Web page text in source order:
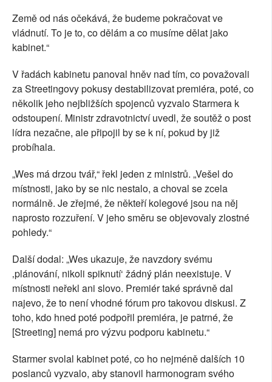
Země od nás očekává, že budeme pokračovat ve
vládnutí. To je to, co dělám a co musíme dělat jako
kabinet.“
V řadách kabinetu panoval hněv nad tím, co považovali
za Streetingovy pokusy destabilizovat premiéra, poté, co
několik jeho nejbližších spojenců vyzvalo Starmera k
odstoupení. Ministr zdravotnictví uvedl, že soutěž o post
lídra nezačne, ale připojil by se k ní, pokud by již
probíhala.
„Wes má drzou tvář,“ řekl jeden z ministrů. „Vešel do
místnosti, jako by se nic nestalo, a choval se zcela
normálně. Je zřejmé, že někteří kolegové jsou na něj
naprosto rozzuření. V jeho směru se objevovaly zlostné
pohledy.“
Další dodal: „Wes ukazuje, že navzdory svému
‚plánování, nikoli spiknutí‘ žádný plán neexistuje. V
místnosti neřekl ani slovo. Premiér také správně dal
najevo, že to není vhodné fórum pro takovou diskusi. Z
toho, kdo hned poté podpořil premiéra, je patrné, že
[Streeting] nemá pro výzvu podporu kabinetu.“
Starmer svolal kabinet poté, co ho nejméně dalších 10
poslanců vyzvalo, aby stanovil harmonogram svého